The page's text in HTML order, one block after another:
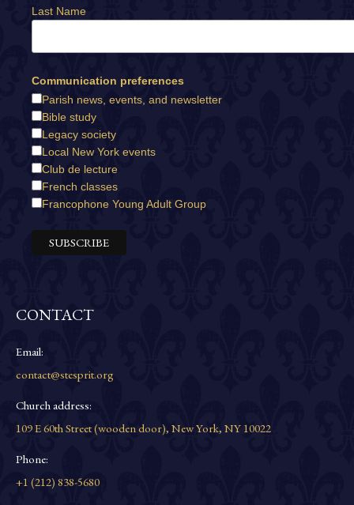
Last Name
Communication preferences
Parish news, events, and newsletter
Bible study
Legacy society
Local New York events
Club de lecture
French classes
Francophone Young Adult Group
CONTACT
Email:
contact@stesprit.org
Church address:
109 E 60th Street (wooden door), New York, NY 10022
Phone:
+1 (212) 838-5680